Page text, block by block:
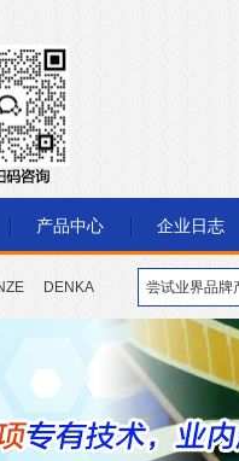
产品中心 企业日志
DENKA